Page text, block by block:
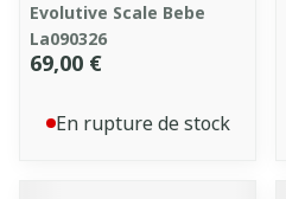
Evolutive Scale Bebe
La090326
69,00 €
En rupture de stock